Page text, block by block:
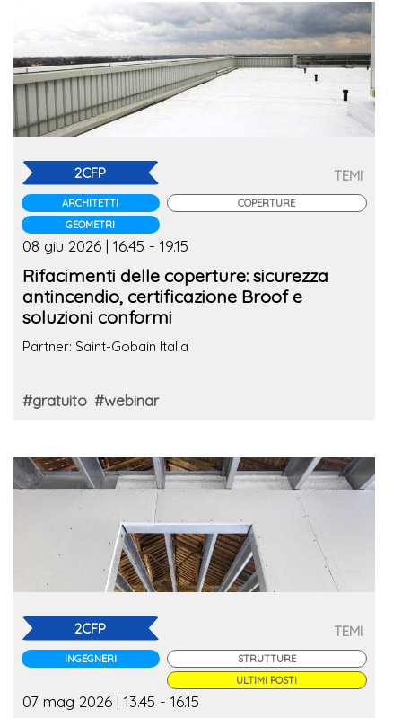
2CFP
ARCHITETTI
GEOMETRI
TEMI
COPERTURE
08 giu 2026 | 16.45 - 19.15
Rifacimenti delle coperture: sicurezza
antincendio, certificazione Broof e
soluzioni conformi
Partner: Saint-Gobain Italia
#gratuito #webinar
2CFP
INGEGNERI
TEMI
STRUTTURE
ULTIMI POSTI
07 mag 2026 | 13.45 - 16.15